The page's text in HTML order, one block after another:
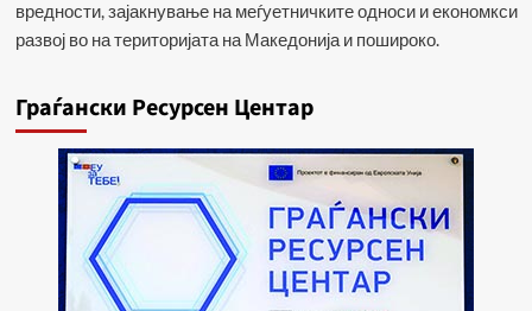
вредности, зајакнување на меѓуетничките односи и економкси
развој во на територијата на Македонија и пошироко.
Граѓански Ресурсен Центар